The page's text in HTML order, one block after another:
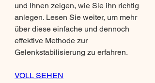
und Ihnen zeigen, wie Sie ihn richtig
anlegen. Lesen Sie weiter, um mehr
über diese einfache und dennoch
effektive Methode zur
Gelenkstabilisierung zu erfahren.
VOLL SEHEN